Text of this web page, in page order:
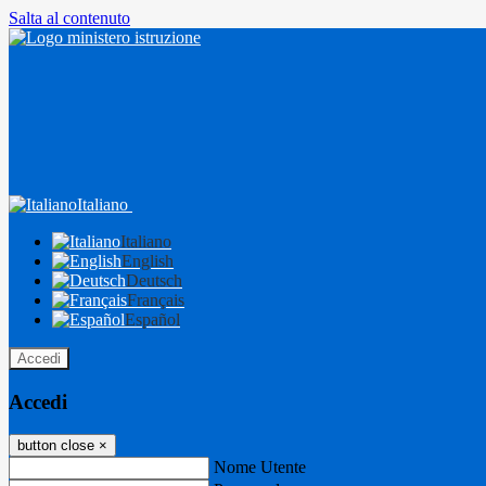
Salta al contenuto
Italiano
Italiano
English
Deutsch
Français
Español
Accedi
Accedi
button close ×
Nome Utente